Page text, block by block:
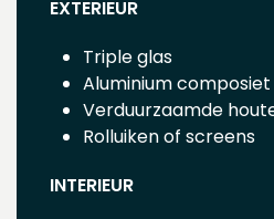
EXTERIEUR
Triple glas
Aluminium
Verduurzaamde
Rolluiken of screens
INTERIEUR